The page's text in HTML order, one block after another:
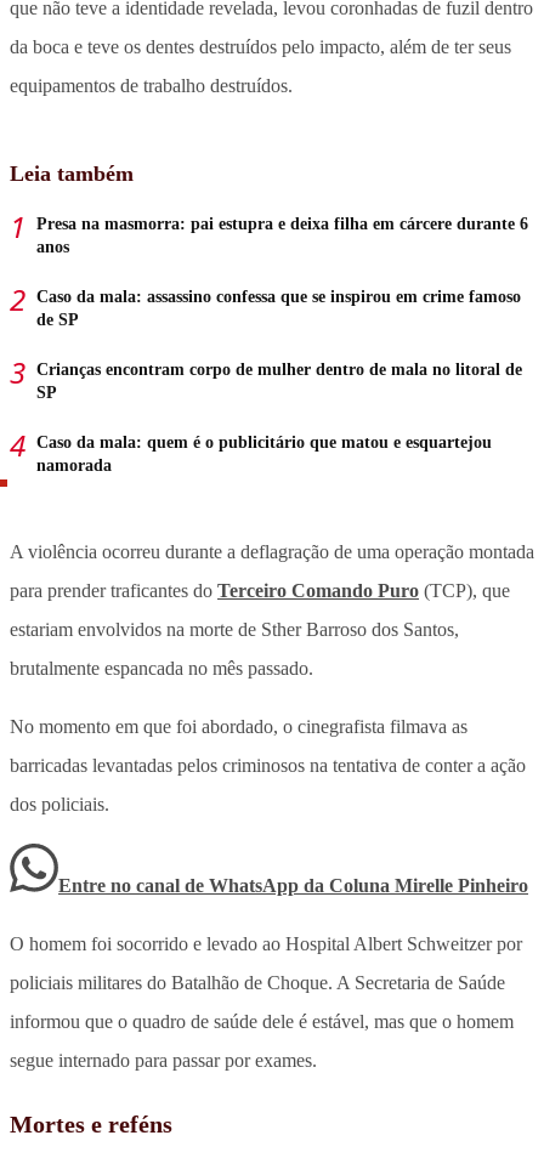
que não teve a identidade revelada, levou coronhadas de fuzil dentro
da boca e teve os dentes destruídos pelo impacto, além de ter seus
equipamentos de trabalho destruídos.
Leia também
Presa na masmorra: pai estupra e deixa filha em cárcere durante 6
anos
Caso da mala: assassino confessa que se inspirou em crime famoso
de SP
Crianças encontram corpo de mulher dentro de mala no litoral de
SP
Caso da mala: quem é o publicitário que matou e esquartejou
namorada
A violência ocorreu durante a deflagração de uma operação montada
para prender traficantes do Terceiro Comando Puro (TCP), que
estariam envolvidos na morte de Sther Barroso dos Santos,
brutalmente espancada no mês passado.
No momento em que foi abordado, o cinegrafista filmava as
barricadas levantadas pelos criminosos na tentativa de conter a ação
dos policiais.
Entre no canal de WhatsApp da Coluna Mirelle Pinheiro
O homem foi socorrido e levado ao Hospital Albert Schweitzer por
policiais militares do Batalhão de Choque. A Secretaria de Saúde
informou que o quadro de saúde dele é estável, mas que o homem
segue internado para passar por exames.
Mortes e reféns